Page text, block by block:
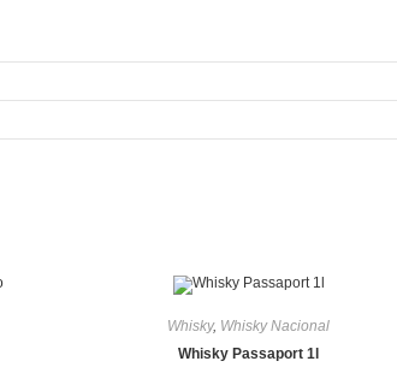
Whisky, Whisky Nacional
Whisky Passaport 1l